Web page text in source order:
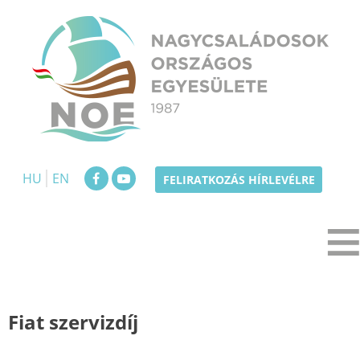
content
HU
EN FELIRATKOZÁS HÍRLEVÉLRE
Fiat szervizdíj